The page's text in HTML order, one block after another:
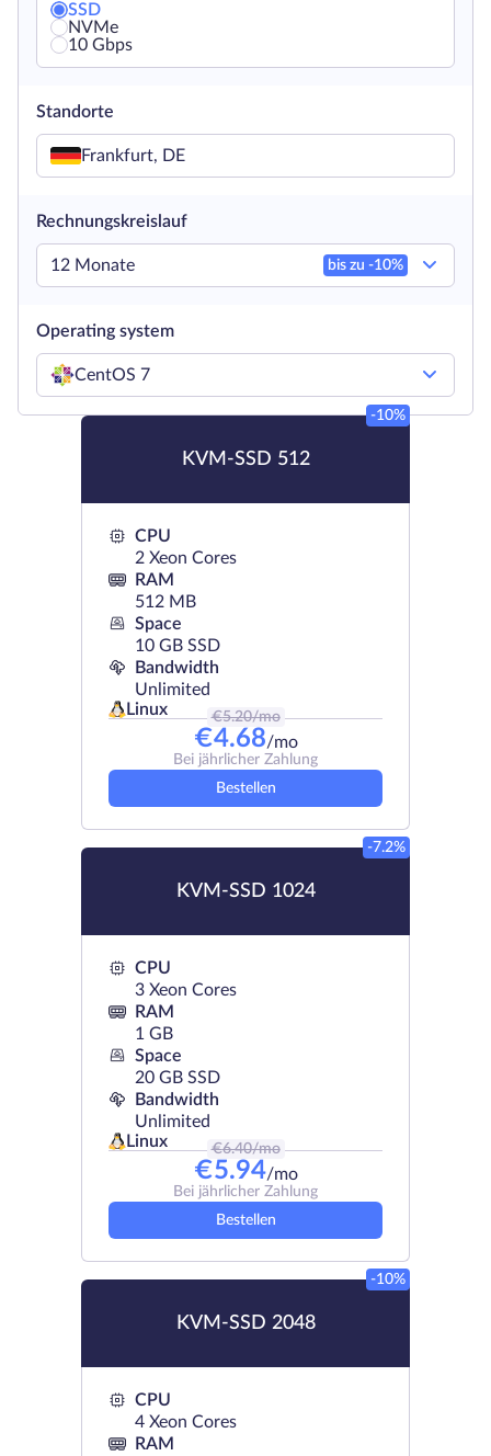
SSD
NVMe
10 Gbps
Standorte
Frankfurt, DE
Rechnungskreislauf
12 Monate bis zu -10%
Operating system
CentOS 7
KVM-SSD 512
-10%
CPU
2 Xeon Cores
RAM
512 MB
Space
10 GB SSD
Bandwidth
Unlimited
Linux
€5.20/mo
€4.68/mo
Bei jährlicher Zahlung
Bestellen
KVM-SSD 1024
-7.2%
CPU
3 Xeon Cores
RAM
1 GB
Space
20 GB SSD
Bandwidth
Unlimited
Linux
€6.40/mo
€5.94/mo
Bei jährlicher Zahlung
Bestellen
KVM-SSD 2048
-10%
CPU
4 Xeon Cores
RAM